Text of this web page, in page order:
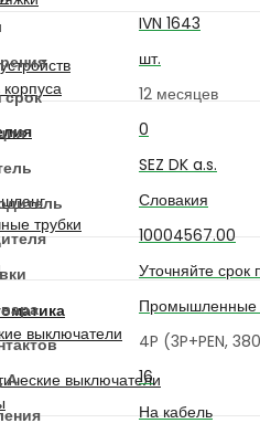
трубки
выключатели
выключатели
IVN 1643
шт.
12 месяцев
0
SEZ DK a.s.
Словакия
10004567.00
Уточняйте срок
Промышленные
4P (3P+PEN,
А
16
На кабель